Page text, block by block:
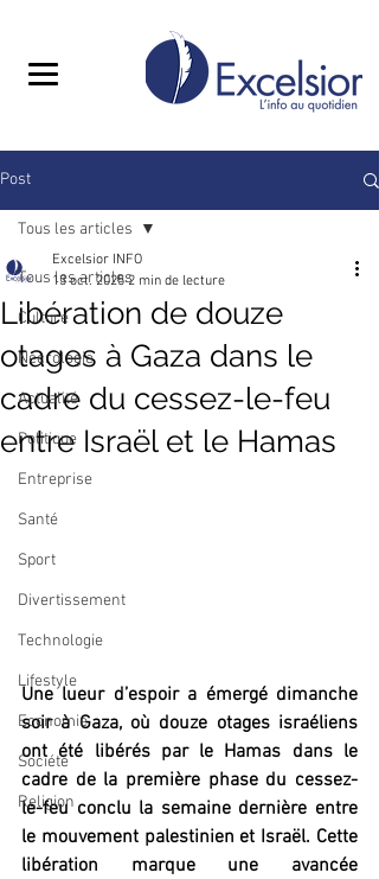
Post
Tous les articles
Culture
Nécrologie
Actualité
Politique
Entreprise
Santé
Sport
Divertissement
Technologie
Lifestyle
Economie
Société
Religion
Tous les articles
Libération de douze
otages à Gaza dans le
cadre du cessez-le-feu
entre Israël et le Hamas
Excelsior INFO
13 oct. 2025 2 min de lecture
Une lueur d’espoir a émergé dimanche
soir à Gaza, où douze otages israéliens
ont été libérés par le Hamas dans le
cadre de la première phase du cessez-
le-feu conclu la semaine dernière entre
le mouvement palestinien et Israël. Cette
libération marque une avancée